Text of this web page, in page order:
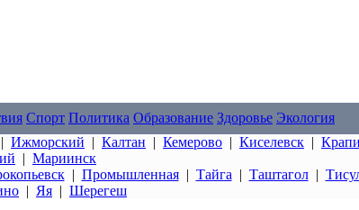
Спорт Политика Образование Здоровье Экология
| Ижморский | Калтан | Кемерово | Киселевск |
| Мариинск
| Промышленная| Тайга | Таштагол|
| Яя | Шерегеш